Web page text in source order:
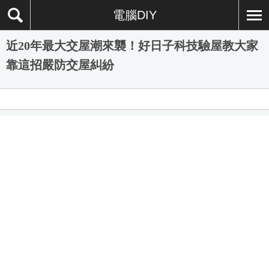
電腦DIY
近20年最大交屋潮來襲！好日子科技驗屋教大家
靠這招嚴防交屋糾紛